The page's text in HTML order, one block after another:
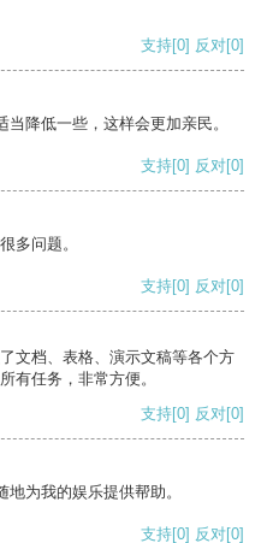
支持[0] 反对[0]
降低一些，这样会更加亲民。
支持[0] 反对[0]
多问题。
支持[0] 反对[0]
文档、表格、演示文稿等各个方
有任务，非常方便。
支持[0] 反对[0]
为我的娱乐提供帮助。
支持[0] 反对[0]